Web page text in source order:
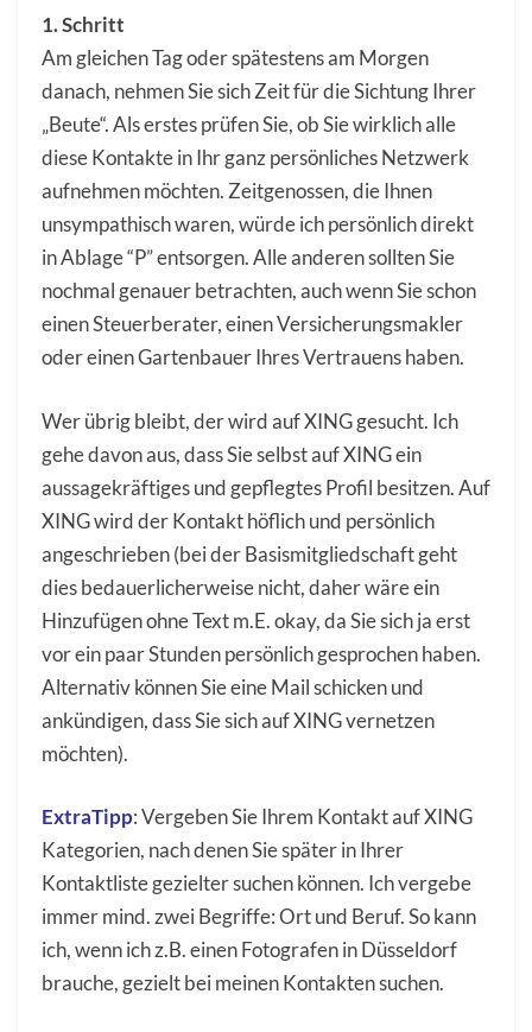
1. Schritt
Am gleichen Tag oder spätestens am Morgen
danach, nehmen Sie sich Zeit für die Sichtung Ihrer
„Beute“. Als erstes prüfen Sie, ob Sie wirklich alle
diese Kontakte in Ihr ganz persönliches Netzwerk
aufnehmen möchten. Zeitgenossen, die Ihnen
unsympathisch waren, würde ich persönlich direkt
in Ablage “P” entsorgen. Alle anderen sollten Sie
nochmal genauer betrachten, auch wenn Sie schon
einen Steuerberater, einen Versicherungsmakler
oder einen Gartenbauer Ihres Vertrauens haben.
Wer übrig bleibt, der wird auf XING gesucht. Ich
gehe davon aus, dass Sie selbst auf XING ein
aussagekräftiges und gepflegtes Profil besitzen. Auf
XING wird der Kontakt höflich und persönlich
angeschrieben (bei der Basismitgliedschaft geht
dies bedauerlicherweise nicht, daher wäre ein
Hinzufügen ohne Text m.E. okay, da Sie sich ja erst
vor ein paar Stunden persönlich gesprochen haben.
Alternativ können Sie eine Mail schicken und
ankündigen, dass Sie sich auf XING vernetzen
möchten).
ExtraTipp: Vergeben Sie Ihrem Kontakt auf XING
Kategorien, nach denen Sie später in Ihrer
Kontaktliste gezielter suchen können. Ich vergebe
immer mind. zwei Begriffe: Ort und Beruf. So kann
ich, wenn ich z.B. einen Fotografen in Düsseldorf
brauche, gezielt bei meinen Kontakten suchen.